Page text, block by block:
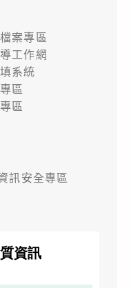
案專區
工作網
系統
區
區
訊安全專區